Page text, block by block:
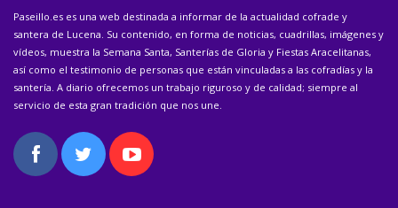
Paseillo.es es una web destinada a informar de la actualidad cofrade y
santera de Lucena. Su contenido, en forma de noticias, cuadrillas, imágenes y
vídeos, muestra la Semana Santa, Santerías de Gloria y Fiestas Aracelitanas,
así como el testimonio de personas que están vinculadas a las cofradías y la
santería. A diario ofrecemos un trabajo riguroso y de calidad; siempre al
servicio de esta gran tradición que nos une.